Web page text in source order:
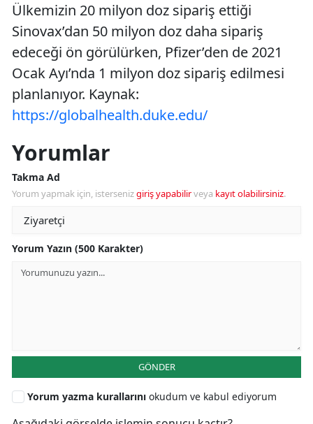
Ülkemizin 20 milyon doz sipariş ettiği
Sinovax’dan 50 milyon doz daha sipariş
edeceği ön görülürken, Pfizer’den de 2021
Ocak Ayı’nda 1 milyon doz sipariş edilmesi
planlanıyor. Kaynak:
https://globalhealth.duke.edu/
Yorumlar
Takma Ad
Yorum yapmak için, istersenizgiriş yapabilirveya kayıt olabilirsiniz.
Yorum Yazın (500 Karakter)
GÖNDER
Yorum yazma kurallarını okudum ve kabul ediyorum